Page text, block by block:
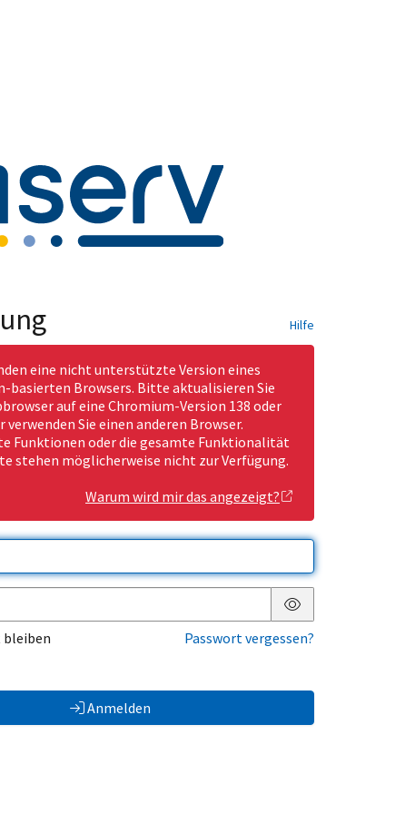
Hilfe
eine nicht unterstützte Version eines
basierten Browsers. Bitte aktualisieren Sie
auf eine Chromium-Version 138 oder
verwenden Sie einen anderen Browser.
Funktionen oder die gesamte Funktionalität
stehen möglicherweise nicht zur Verfügung.
Warum wird mir das angezeigt?
Passwort anzeigen
bleiben
Passwort vergessen?
Anmelden